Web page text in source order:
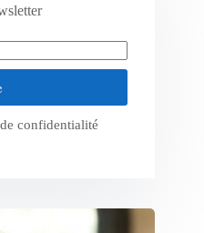
confidentialité